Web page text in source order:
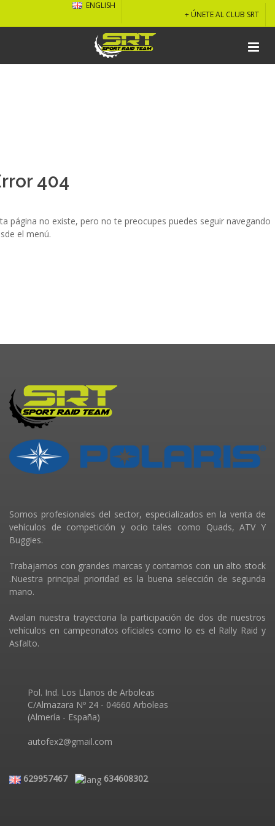
+ ÚNETE AL CLUB SRT
ENGLISH
404
página no existe, pero no te preocupes puedes seguir navegando
el menú.
Somos profesionales del sector, especializados en la venta de
vehículos de competición y ocio tales como Quads, ATV Y
Buggies.
Trabajamos con grandes marcas y contamos con un alto stock
.Nuestra principal prioridad es la buena selección de segunda
mano.
Avalan nuestra trayectoria la participación de dos de nuestros
vehículos en campeonatos oficiales como lo es el Rally Raid y
Asfalto.
Pol. Ind. Los Llanos de Arboleas
C/Almazara Nº 24 - 04660 Arboleas
(Almería - España)
autofex2@gmail.com
629957467 634608302